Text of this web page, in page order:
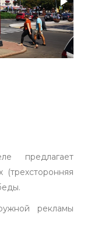
предлагает
рекламы